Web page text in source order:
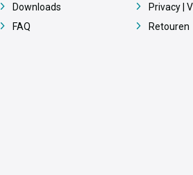
Downloads
FAQ
Privacy |
Retouren